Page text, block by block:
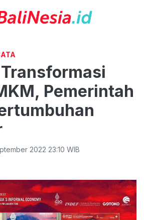
Pemerintah
2022 23:10 WIB